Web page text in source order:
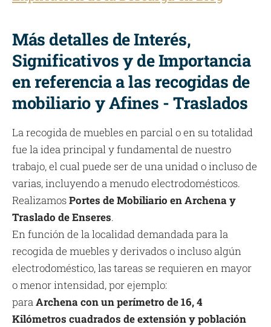
Más detalles de Interés,
Significativos y de Importancia
en referencia a las recogidas de
mobiliario y Afines - Traslados
La recogida de muebles en parcial o en su totalidad
fue la idea principal y fundamental de nuestro
trabajo, el cual puede ser de una unidad o incluso de
varias, incluyendo a menudo electrodomésticos.
RealizamosPortes de Mobiliario en Archena y
Traslado de Enseres.
En función de la localidad demandada para la
recogida de muebles y derivados o incluso algún
electrodoméstico, las tareas se requieren en mayor
o menor intensidad, por ejemplo:
paraArchena con un perímetro de 16, 4
Kilómetros cuadrados de extensión y población